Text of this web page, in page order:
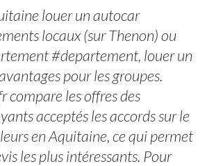
louer un autocar
locaux (sur Thenon) ou
#departement, louer un
pour les groupes.
compare les offres des
acceptés les accords sur le
en Aquitaine, ce qui permet
les plus intéressants. Pour